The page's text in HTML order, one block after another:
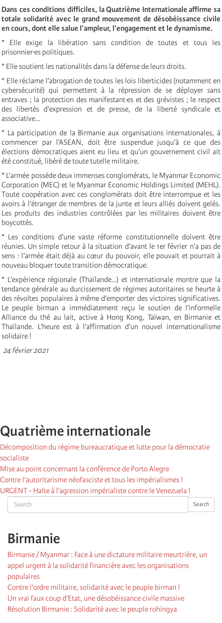
Search Search
Birmanie
Birmanie / Myanmar : Face à une dictature militaire meurtrière, un
appel urgent à la solidarité financière avec les organisations
populaires
Contre l’ordre militaire, solidarité avec le peuple birman !
Un vrai faux coup d’Etat, une désobéissance civile massive
Résolution Birmanie : Solidarité avec le peuple rohingya
Dans ces conditions difficiles, la Quatrième Internationale affirme sa
totale solidarité avec le grand mouvement de désobéissance civile
en cours, dont elle salue l’ampleur, l’engagement et le dynamisme.
* Elle exige la libération sans condition de toutes et tous les
prisonnier·es politiques.
* Elle soutient les nationalités dans la défense de leurs droits.
* Elle réclame l’abrogation de toutes les lois liberticides (notamment en
cybersécurité) qui permettent à la répression de se déployer sans
entraves ; la protection des manifestant·es et des grévistes ; le respect
des libertés d’expression et de presse, de la liberté syndicale et
associative…
* La participation de la Birmanie aux organisations internationales, à
commencer par l’ASEAN, doit être suspendue jusqu’à ce que des
élections démocratiques aient eu lieu et qu’un gouvernement civil ait
été constitué, libéré de toute tutelle militaire.
* L’armée possède deux immenses conglomérats, le Myanmar Economic
Corporation (MEC) et le Myanmar Economic Holdings Limited (MEHL).
Toute coopération avec ces conglomérats doit être interrompue et les
avoirs à l’étranger de membres de la junte et leurs alliés doivent gelés.
Les produits des industries contrôlées par les militaires doivent être
boycottés.
* Les conditions d’une vaste réforme constitutionnelle doivent être
réunies. Un simple retour à la situation d’avant le 1er février n’a pas de
sens : l’armée était déjà au cœur du pouvoir, elle pouvait et pourrait à
nouveau bloquer toute transition démocratique.
* L’expérience régionale (Thaïlande…) et internationale montre que la
tendance générale au durcissement de régimes autoritaires se heurte à
des révoltes populaires à même d’emporter des victoires significatives.
Le peuple birman a immédiatement reçu le soutien de l’informelle
Alliance du thé au lait, active à Hong Kong, Taïwan, en Birmanie et
Thaïlande. L’heure est à l’affirmation d’un nouvel internationalisme
solidaire !
24 février 2021
Quatrième internationale
Décomposition du régime bureaucratique et lutte pour la démocratie
socialiste
Mise au point concernant la conférence de Porto Alegre
Contre l’autoritarisme néofasciste et tous les impérialismes !
URGENT - Halte à l’agression impérialiste contre le Venezuela !